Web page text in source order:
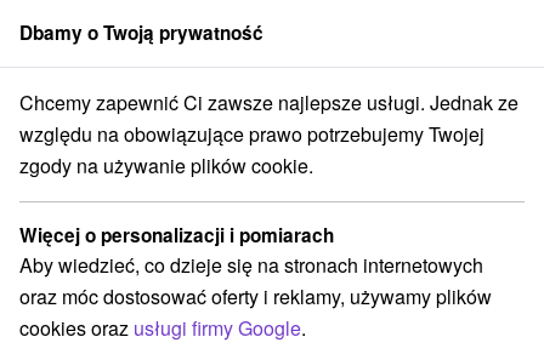
członek grupySorger
Zakwaterowanie na Słowacji Koszyce i okolice
Zakwaterowanie na Słowacji
Koszyce i okolice
Kategorie
Wszystkie kategorie
Hotele na Slovacji
Dbamy o Twoją prywatność
Chcemy zapewnić Ci zawsze najlepsze usługi. Jednak ze
względu na obowiązujące prawo potrzebujemy Twojej
zgody na używanie plików cookie.
Więcej o personalizacji i pomiarach
Aby wiedzieć, co dzieje się na stronach internetowych
oraz móc dostosować oferty i reklamy, używamy plików
cookies oraz usługi firmy Google.